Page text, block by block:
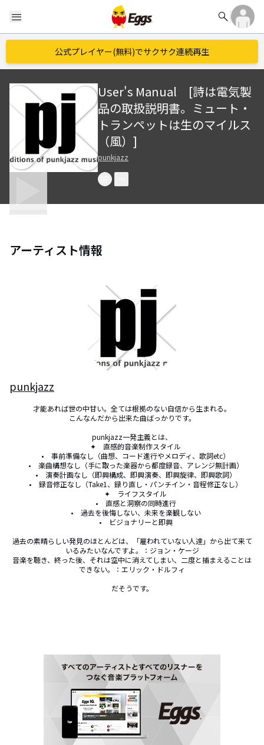
menu search
公式プレイヤー(無料)でサクサク連続再生
User's Manual [詩は電気製
品の取扱説明書。ミュート・
トランペットは生のマイルス
（風）]
punkjazz
アーティスト情報
punkjazz
才能あれば世の中甘い。全ては根拠のない自信から生まれる。
こんなんだから出来た曲ばっかりです。
punkjazz一発主義とは、
過去の素晴らしい発見のほとんどは、「雇われていない人達」から出て来て
いるみたいなんですよ。：ジョン・ケージ
音楽を聴き、終った後、それは空中に消えてしまい、二度と捕まえることは
できない。：エリック・ドルフィ
だそうです。